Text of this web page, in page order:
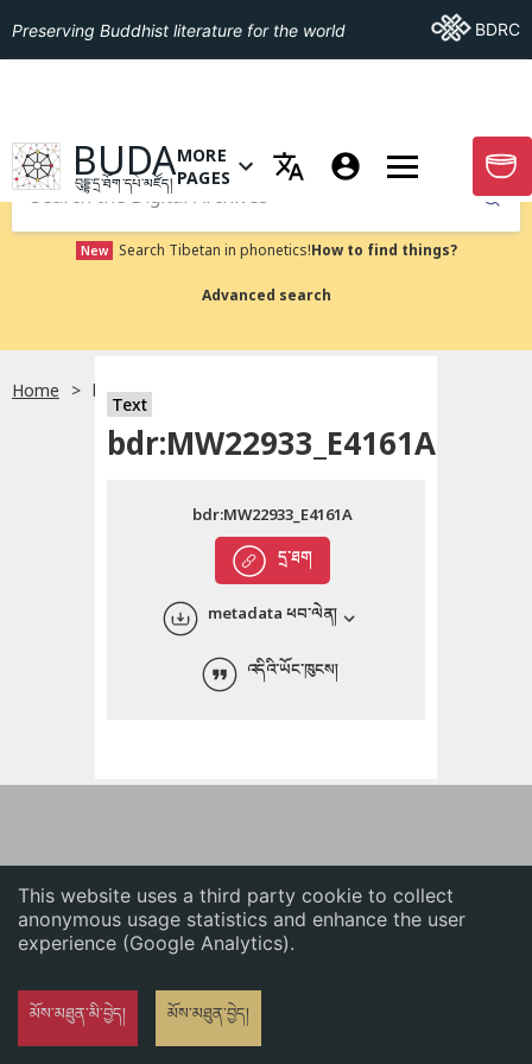
This website uses a third party cookie to collect
anonymous usage statistics and enhance the user
experience (Google Analytics).
མོས་མཐུན་མི་བྱེད། མོས་མཐུན་བྱེད།
English
ភាសាខ្មែរ
Preserving Buddhist literature for the world Go ToBDRC
GO TO HOMEPAGE
BUDA
བུདྡྷ་དྲ་ཐོག་དཔེ་མཛོད།
OPEN MENU OF MORE PAGES
MORE
PAGES
GO
Submit
New Search Tibetan in phonetics!How to find things?
Advanced search
Home bdr:MW22933_E4161A
Text
bdr:MW22933_E4161A
དྲ་ཐག
bdr:MW22933_E4161A
metadata ཕབ་ལེན།
འདིའི་ཡོང་ཁུངས།